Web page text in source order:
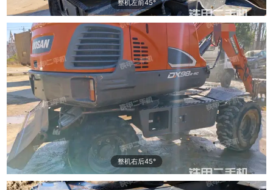
整机左前45°
整机右后45°